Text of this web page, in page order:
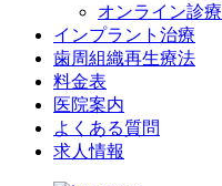
オンライン診療
インプラント治療
歯周組織再生療法
料金表
医院案内
よくある質問
求人情報